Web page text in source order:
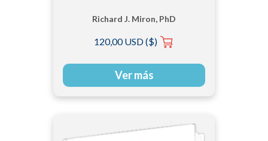
Richard J. Miron, PhD
120,00 USD ($)
Ver más